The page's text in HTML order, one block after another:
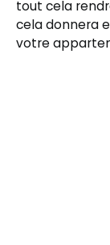
tout cela
cela donnera
votre